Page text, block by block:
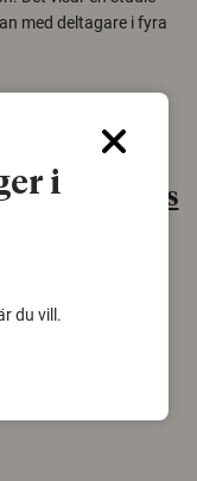
med deltagare i fyra
var Sveriges
trodde var en
mycket ovanligt i
i
du vill.